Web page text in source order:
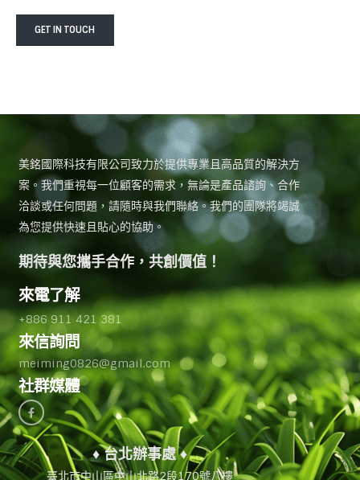
GET IN TOUCH
美銘國際科技有限公司致力於提供專業且高品質的解決方
案。我們重視每一位顧客的需求，無論是產品諮詢、合作
洽談或任何問題，請隨時與我們聯絡。我們的團隊將竭誠
為您提供快速且貼心的協助。
期待與您攜手合作，共創價值！
來電了解
+886 911 421 381
來信詢問
meiming0826@gmail.com
社群媒體
♦ 台北辦事處 ♦
臺北市中山區中山北路2段170號八樓